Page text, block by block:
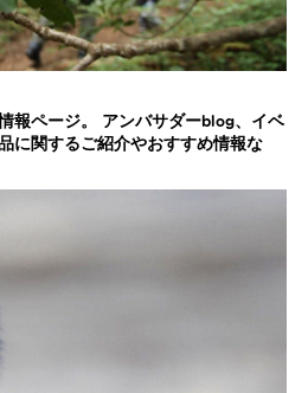
報ページ。 アンバサダーblog、イベ
に関するご紹介やおすすめ情報な